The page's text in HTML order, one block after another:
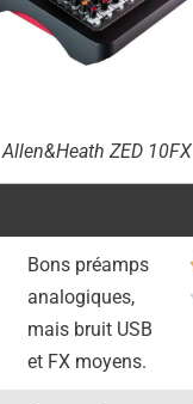
Allen&Heath ZED 10FX
Bons préamps
analogiques,
mais bruit USB
et FX moyens.